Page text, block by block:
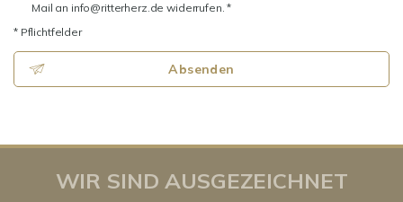
Mail an info@ritterherz.de widerrufen. *
* Pflichtfelder
Absenden
WIR SIND AUSGEZEICHNET